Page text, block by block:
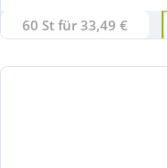
60 St für 33,49 €